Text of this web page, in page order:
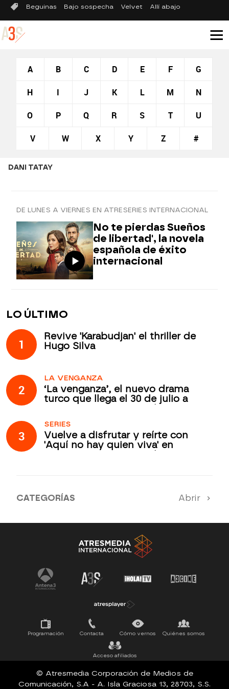
Beguinas Bajo sospecha Velvet Allí abajo
A B C D E F G
H I J K L M N
O P Q R S T U
V W X Y Z #
DANI TATAY
DE LUNES A VIERNES EN ATRESERIES INTERNACIONAL
No te pierdas Sueños
de libertad', la novela
española de éxito
internacional
LO ÚLTIMO
1
Revive 'Karabudjan' el thriller de
Hugo Silva
2
LA VENGANZA
‘La venganza’, el nuevo drama
turco que llega el 30 de julio a
3
SERIES
Vuelve a disfrutar y reírte con
'Aquí no hay quien viva' en
CATEGORÍAS Abrir
SERIES 100% EN ESPAÑOL ESTRENOS
SUEÑOS DE LIBERTAD
Programación Contacta Cómo vernos Quiénes somos
Acceso afiliados
© Atresmedia Corporación de Medios de
Comunicación, S.A - A. Isla Graciosa 13, 28703, S.S.